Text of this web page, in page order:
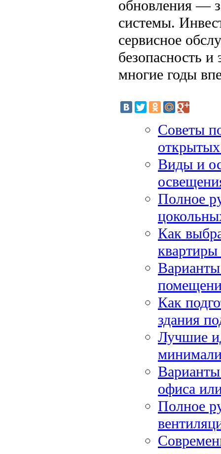
обновления —
системы.
сервисное
безопасность
многие годы
Советы
Виды и
Полное
Как
квартиры
Как
здания
Лучшие
офиса
Полное